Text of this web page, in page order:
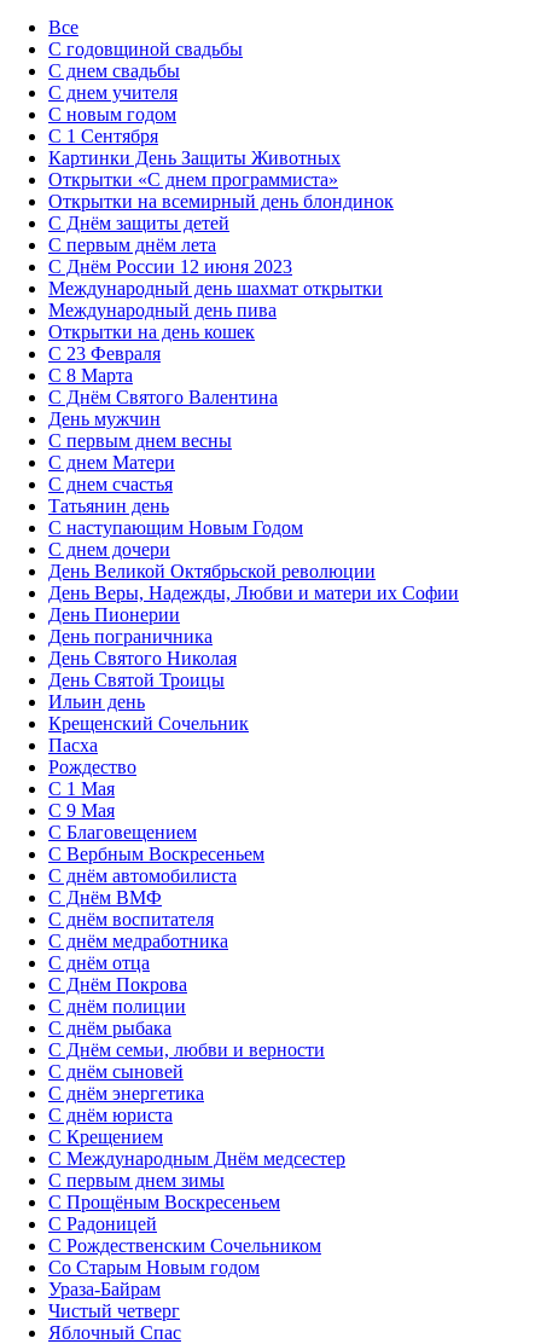
Все
С годовщиной свадьбы
С днем свадьбы
С днем учителя
С новым годом
С 1 Сентября
Картинки День Защиты Животных
Открытки «‎С днем программиста»‎
Открытки на всемирный день блондинок
С Днём защиты детей
С первым днём лета
С Днём России 12 июня 2023
Международный день шахмат открытки
Международный день пива
Открытки на день кошек
С 23 Февраля
С 8 Марта
С Днём Святого Валентина
День мужчин
С первым днем весны
С днем Матери
C днем счастья
Татьянин день
C наступающим Новым Годом
C днем дочери
День Великой Октябрьской революции
День Веры, Надежды, Любви и матери их Софии
День Пионерии
День пограничника
День Святого Николая
День Святой Троицы
Ильин день
Крещенский Сочельник
Пасха
Рождество
С 1 Мая
С 9 Мая
С Благовещением
С Вербным Воскресеньем
С днём автомобилиста
С Днём ВМФ
С днём воспитателя
С днём медработника
С днём отца
С Днём Покрова
С днём полиции
С днём рыбака
С Днём семьи, любви и верности
С днём сыновей
С днём энергетика
С днём юриста
С Крещением
С Международным Днём медсестер
С первым днем зимы
С Прощёным Воскресеньем
С Радоницей
С Рождественским Сочельником
Со Старым Новым годом
Ураза-Байрам
Чистый четверг
Яблочный Спас